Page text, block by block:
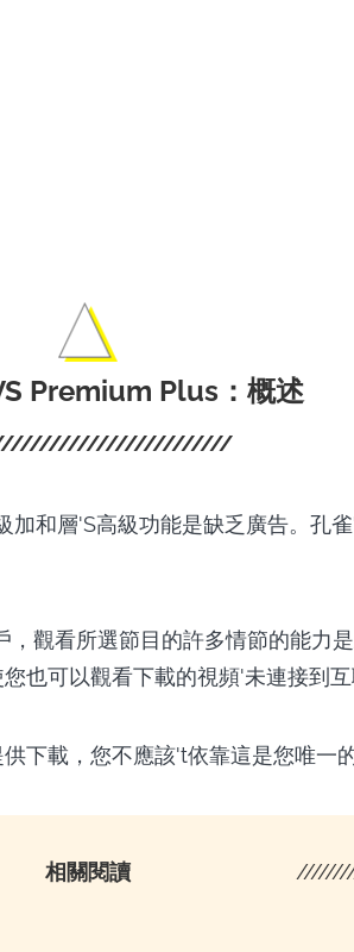
Premium Plus：概述
加和層'S高級功能是缺乏廣告。孔
觀看所選節目的許多情節的能力
也可以觀看下載的視頻'未連接到互
下載，您不應該't依靠這是您唯一
相關閱讀